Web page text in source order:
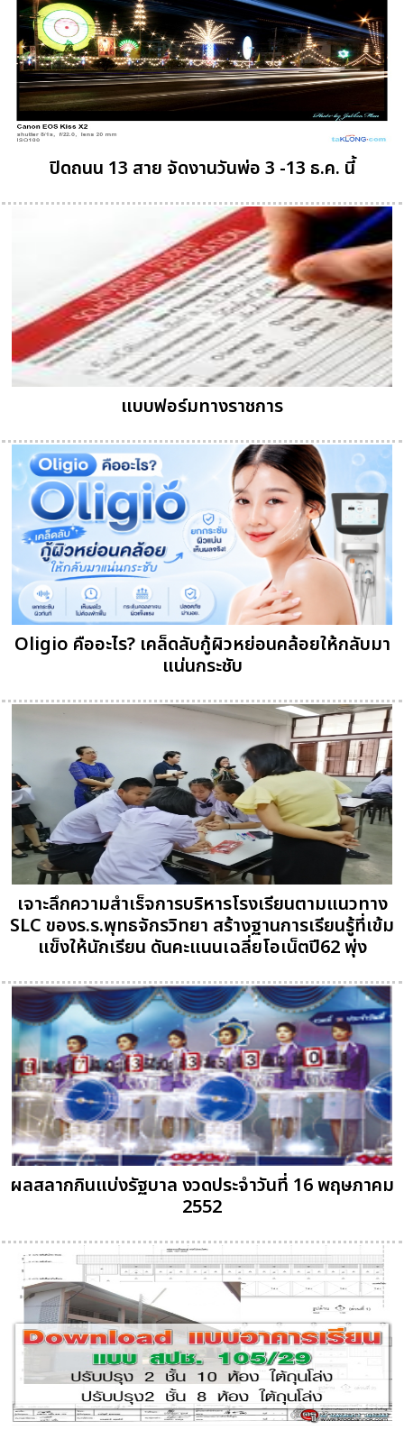
ปิดถนน 13 สาย จัดงานวันพ่อ 3 -13 ธ.ค. นี้
แบบฟอร์มทางราชการ
Oligio คืออะไร? เคล็ดลับกู้ผิวหย่อนคล้อยให้กลับมา
แน่นกระชับ
เจาะลึกความสำเร็จการบริหารโรงเรียนตามแนวทาง
SLC ของร.ร.พุทธจักรวิทยา สร้างฐานการเรียนรู้ที่เข้ม
แข็งให้นักเรียน ดันคะแนนเฉลี่ยโอเน็ตปี62 พุ่ง
ผลสลากกินแบ่งรัฐบาล งวดประจำวันที่ 16 พฤษภาคม
2552